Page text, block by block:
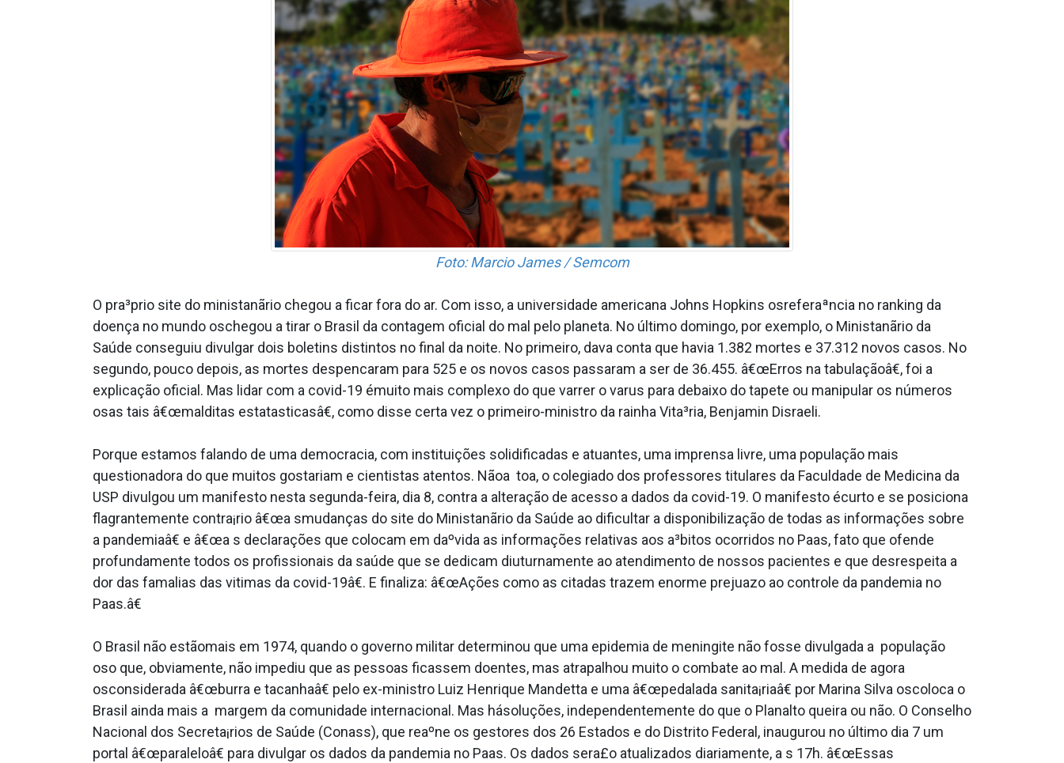
Foto: Marcio James / Semcom
O pra³prio site do ministanãrio chegou a ficar fora do ar. Com isso, a universidade americana Johns Hopkins osreferaªncia no ranking da
doença no mundo oschegou a tirar o Brasil da contagem oficial do mal pelo planeta. No último domingo, por exemplo, o Ministanãrio da
Saúde conseguiu divulgar dois boletins distintos no final da noite. No primeiro, dava conta que havia 1.382 mortes e 37.312 novos casos. No
segundo, pouco depois, as mortes despencaram para 525 e os novos casos passaram a ser de 36.455. â€œErros na tabulaçãoâ€, foi a
explicação oficial. Mas lidar com a covid-19 émuito mais complexo do que varrer o va­rus para debaixo do tapete ou manipular os números
osas tais â€œmalditas estata­sticasâ€, como disse certa vez o primeiro-ministro da rainha Vita³ria, Benjamin Disraeli.
Porque estamos falando de uma democracia, com instituições solidificadas e atuantes, uma imprensa livre, uma população mais
questionadora do que muitos gostariam e cientistas atentos. Nãoa toa, o colegiado dos professores titulares da Faculdade de Medicina da
USP divulgou um manifesto nesta segunda-feira, dia 8, contra a alteração de acesso a dados da covid-19. O manifesto écurto e se posiciona
flagrantemente contra¡rio â€œa smudanças do site do Ministanãrio da Saúde ao dificultar a disponibilização de todas as informações sobre
a pandemiaâ€ e â€œa s declarações que colocam em daºvida as informações relativas aos a³bitos ocorridos no Paa­s, fato que ofende
profundamente todos os profissionais da saúde que se dedicam diuturnamente ao atendimento de nossos pacientes e que desrespeita a
dor das fama­lias das vitimas da covid-19â€. E finaliza: â€œAções como as citadas trazem enorme prejua­zo ao controle da pandemia no
Paa­s.â€
O Brasil não estãomais em 1974, quando o governo militar determinou que uma epidemia de meningite não fosse divulgada a população
oso que, obviamente, não impediu que as pessoas ficassem doentes, mas atrapalhou muito o combate ao mal. A medida de agora
osconsiderada â€œburra e tacanhaâ€ pelo ex-ministro Luiz Henrique Mandetta e uma â€œpedalada sanita¡riaâ€ por Marina Silva oscoloca o
Brasil ainda mais a margem da comunidade internacional. Mas hásoluções, independentemente do que o Planalto queira ou não. O Conselho
Nacional dos Secreta¡rios de Saúde (Conass), que reaºne os gestores dos 26 Estados e do Distrito Federal, inaugurou no último dia 7 um
portal â€œparaleloâ€ para divulgar os dados da pandemia no Paa­s. Os dados sera£o atualizados diariamente, a s 17h. â€œEssas